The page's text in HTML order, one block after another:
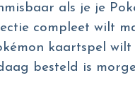
als je je
compleet wilt
kaartspel wilt
besteld is